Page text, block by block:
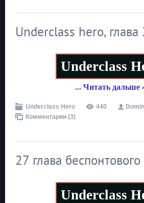
Underclass hero, глава
Underclass
... Читать дальше
Underclass Hero 440
Комментарии (3)
27 глава
Underclass